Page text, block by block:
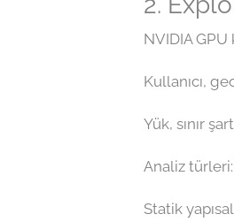
NVIDIA
Kullanıcı,
Yük, sınır
Analiz türleri:
Statik